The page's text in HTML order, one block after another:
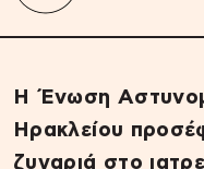
Η Ένωση
Ηρακλείου
ζυγαριά στο